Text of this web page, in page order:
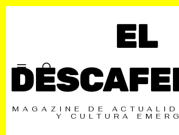
EL
MAGAZINE DE
Y CULTURA